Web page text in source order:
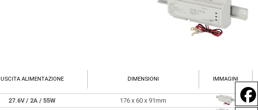
USCITA ALIMENTAZIONE DIMENSIONI IMMAGINI
27.6V/ 2A / 55W
176 x 60 x 91mm